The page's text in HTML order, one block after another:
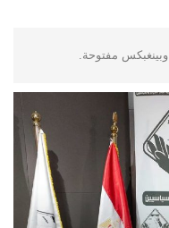
وبينغبكس مفتوحة.